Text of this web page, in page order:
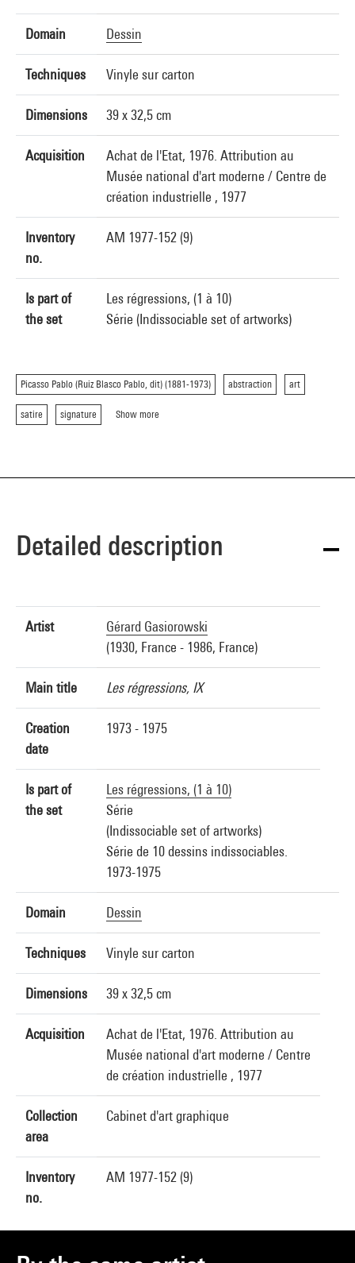
Domain Dessin
Techniques Vinyle sur carton
Dimensions 39 x 32,5 cm
Acquisition
Achat de l'Etat, 1976. Attribution au
Musée national d'art moderne / Centre de
création industrielle , 1977
Inventory
no.
AM 1977-152 (9)
Is part of
the set
Les régressions, (1 à 10)
Série (Indissociable set of artworks)
Picasso Pablo (Ruiz Blasco Pablo, dit) (1881-1973) abstraction art
satire signature Show more
Detailed description
Artist
Gérard Gasiorowski
(1930, France - 1986, France)
Main title Les régressions, IX
Creation
date
1973 - 1975
Is part of
the set
Les régressions, (1 à 10)
Série
(Indissociable set of artworks)
Série de 10 dessins indissociables.
1973-1975
Domain Dessin
Techniques Vinyle sur carton
Dimensions 39 x 32,5 cm
Acquisition
Achat de l'Etat, 1976. Attribution au
Musée national d'art moderne / Centre
de création industrielle , 1977
Collection
area
Cabinet d'art graphique
Inventory
no.
AM 1977-152 (9)